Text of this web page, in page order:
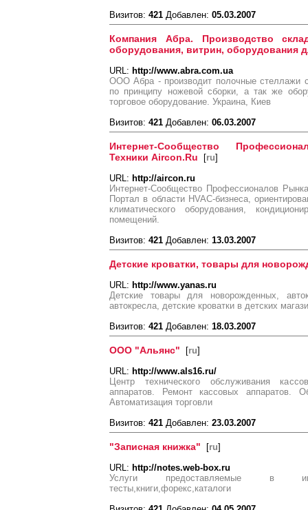
Визитов: 421 Добавлен: 05.03.2007
Компания Абра. Производство
оборудования, витрин, оборудования
URL: http://www.abra.com.ua
ООО Абра - производит полочные стеллажи
по принципу ножевой сборки, а так же
торговое оборудование. Украина, Киев
Визитов: 421 Добавлен: 06.03.2007
Интернет-Сообщество
Техники Aircon.Ru [ru]
URL: http://aircon.ru
Интернет-Сообщество Профессионалов
Портал в области HVAC-бизнеса,
климатического оборудования,
помещений.
Визитов: 421 Добавлен: 13.03.2007
Детские кроватки, товары для
URL: http://www.yanas.ru
Детские товары для новорожденных,
автокресла, детские кроватки в детских
Визитов: 421 Добавлен: 18.03.2007
ООО "Альянс" [ru]
URL: http://www.als16.ru/
Центр технического обслуживания
аппаратов. Ремонт кассовых аппаратов.
Автоматизация торговли
Визитов: 421 Добавлен: 23.03.2007
"Записная книжка" [ru]
URL: http://notes.web-box.ru
Услуги предоставляемые в
тесты,книги,форекс,каталоги